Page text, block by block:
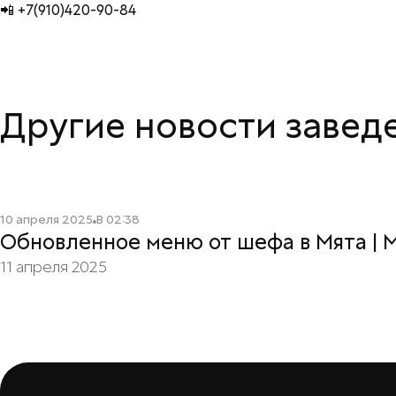
📲 +7(910)420-90-84
Другие новости
10 апреля 2025 В 02:38
Обновленное меню от шефа в Мята |
11 апреля 2025